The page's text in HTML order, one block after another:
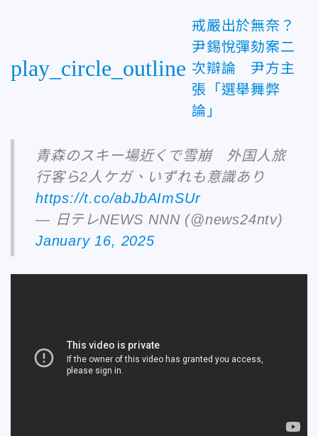
play_circle_outline
戒嚴出於無奈？
尹錫悅彈劾案二
次辯論 尹方主
張「選舉舞弊
論」
青森のスキー場近くで雪崩 外国人旅
行客ら2人ケガ、いずれも意識あり
https://t.co/abJbAImSUr
— 日テレNEWS NNN (@news24ntv)
January 16, 2025